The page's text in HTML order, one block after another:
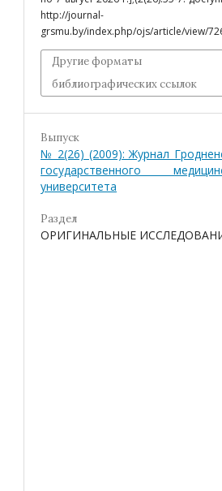
http://journal-
grsmu.by/index.php/ojs/article/view/
Другие форматы
библиографических ссылок
Выпуск
№ 2(26) (2009): Журнал
государственного
университета
Раздел
ОРИГИНАЛЬНЫЕ